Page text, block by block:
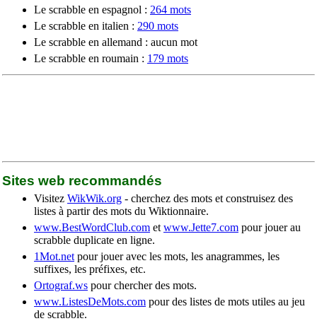
Le scrabble en espagnol : 264 mots
Le scrabble en italien : 290 mots
Le scrabble en allemand : aucun mot
Le scrabble en roumain : 179 mots
Sites web recommandés
Visitez WikWik.org - cherchez des mots et construisez des
listes à partir des mots du Wiktionnaire.
www.BestWordClub.com et www.Jette7.com pour jouer au
scrabble duplicate en ligne.
1Mot.net pour jouer avec les mots, les anagrammes, les
suffixes, les préfixes, etc.
Ortograf.ws pour chercher des mots.
www.ListesDeMots.com pour des listes de mots utiles au jeu
de scrabble.